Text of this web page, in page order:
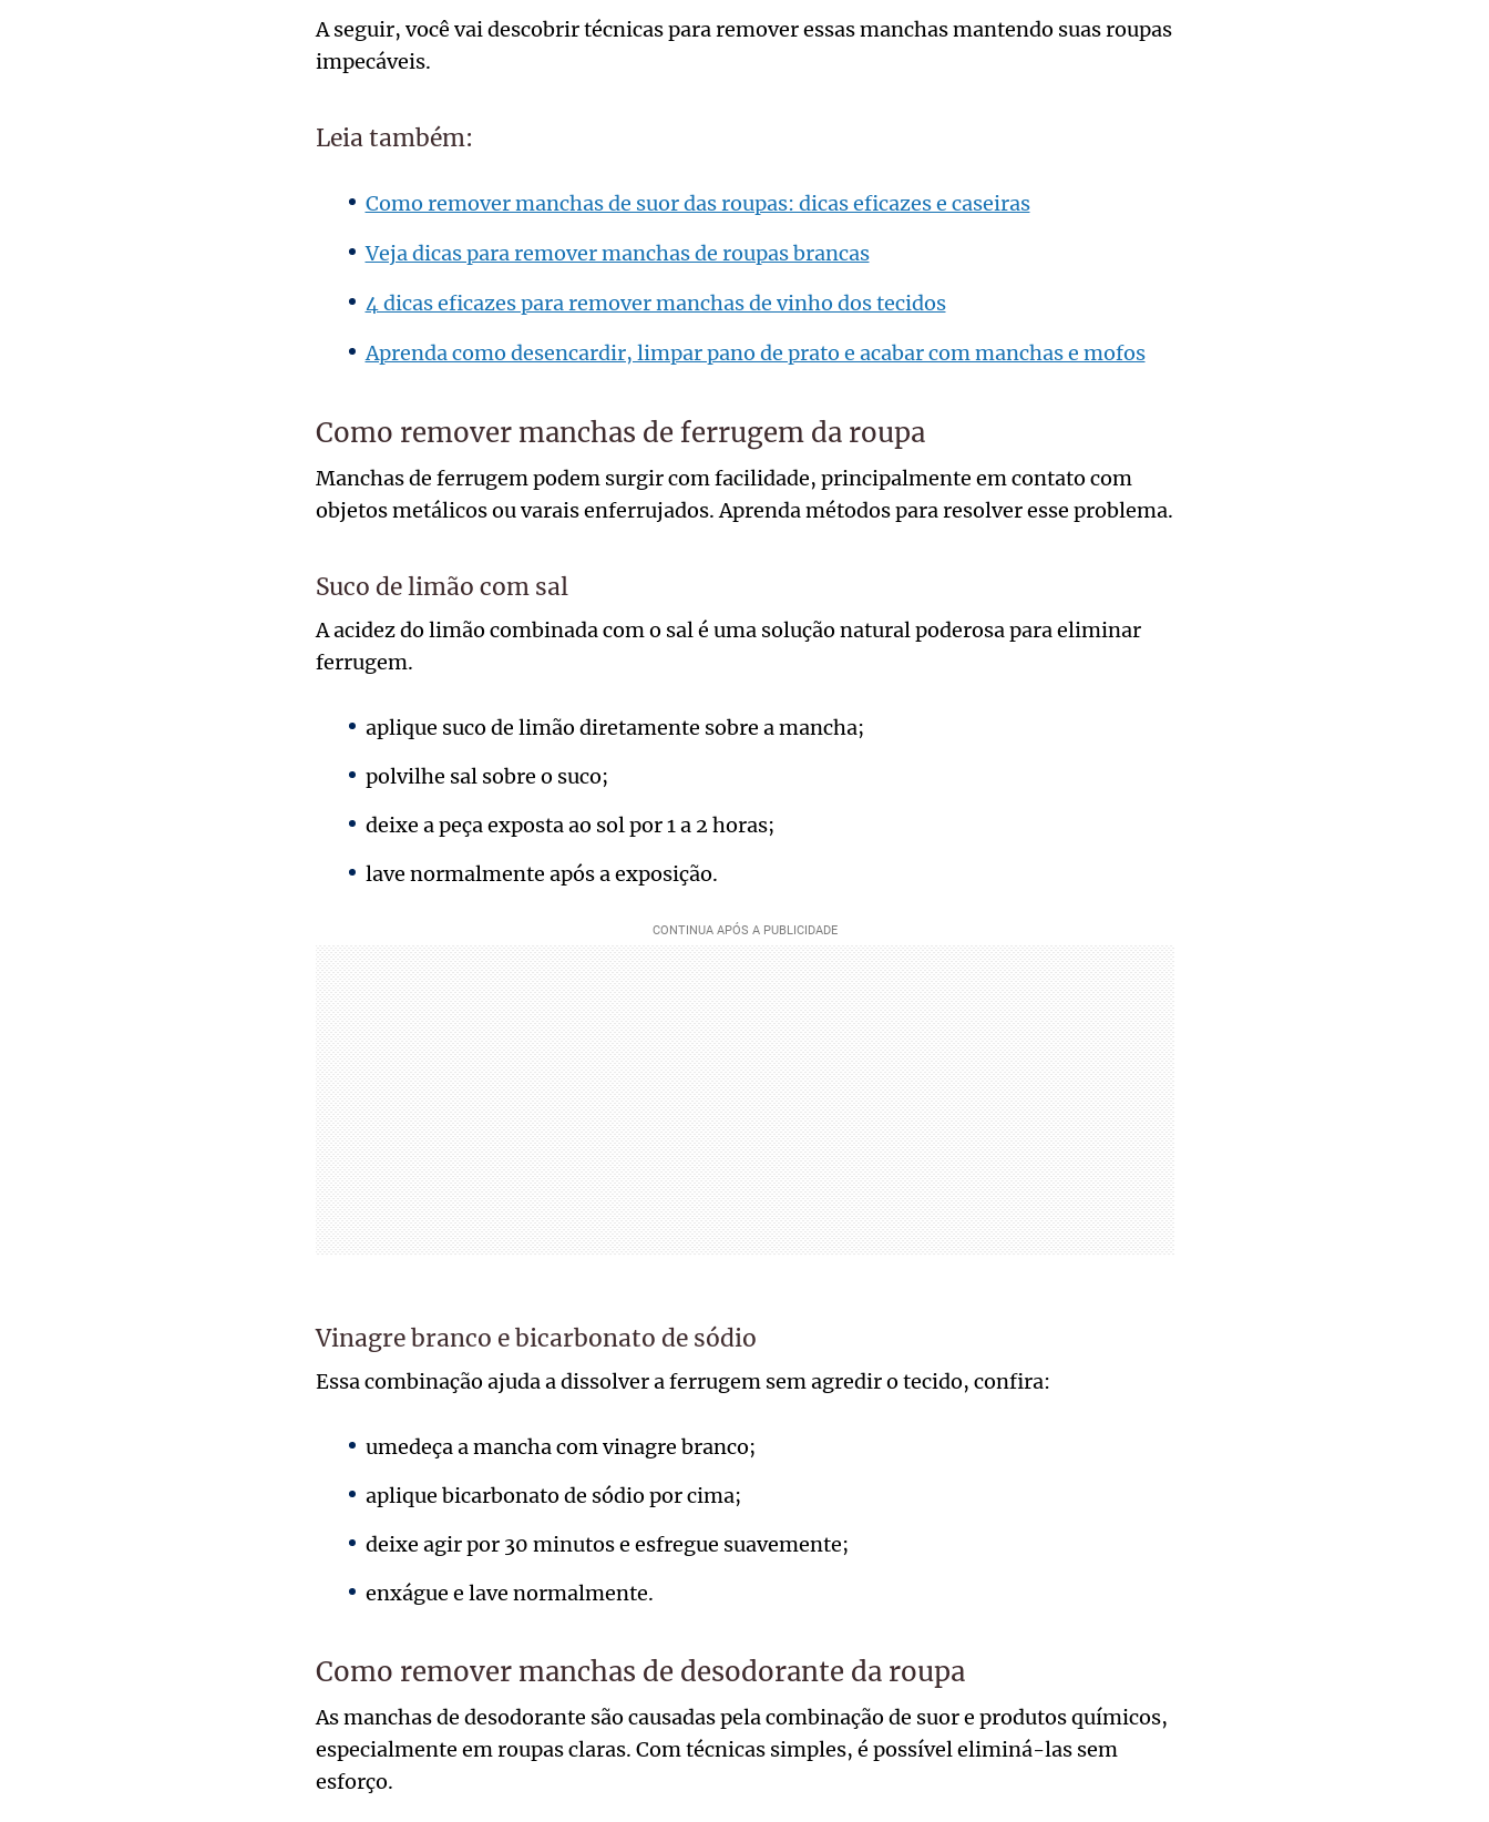
A seguir, você vai descobrir técnicas para remover essas manchas mantendo suas roupas
impecáveis.
Leia também:
Como remover manchas de suor das roupas: dicas eficazes e caseiras
Veja dicas para remover manchas de roupas brancas
4 dicas eficazes para remover manchas de vinho dos tecidos
Aprenda como desencardir, limpar pano de prato e acabar com manchas e mofos
Como remover manchas de ferrugem da roupa
Manchas de ferrugem podem surgir com facilidade, principalmente em contato com
objetos metálicos ou varais enferrujados. Aprenda métodos para resolver esse problema.
Suco de limão com sal
A acidez do limão combinada com o sal é uma solução natural poderosa para eliminar
ferrugem.
aplique suco de limão diretamente sobre a mancha;
polvilhe sal sobre o suco;
deixe a peça exposta ao sol por 1 a 2 horas;
lave normalmente após a exposição.
Vinagre branco e bicarbonato de sódio
Essa combinação ajuda a dissolver a ferrugem sem agredir o tecido, confira:
umedeça a mancha com vinagre branco;
aplique bicarbonato de sódio por cima;
deixe agir por 30 minutos e esfregue suavemente;
enxágue e lave normalmente.
Como remover manchas de desodorante da roupa
As manchas de desodorante são causadas pela combinação de suor e produtos químicos,
especialmente em roupas claras. Com técnicas simples, é possível eliminá-las sem
esforço.